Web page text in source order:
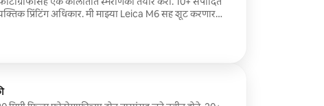
प्रिंटिंग अधिकार. मी माझ्या Leica M6 सह शूट करणार
गुणवत्ता आहे, जी भावनांना अशा प्रकारे कॅप्चर करते जी मूर्त